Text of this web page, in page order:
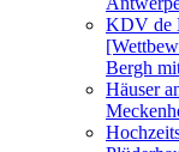
KDV de
Bergh
Häuser